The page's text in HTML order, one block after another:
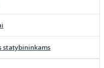
statybininkams